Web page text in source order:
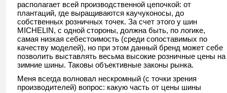
располагает всей производственной цепочкой: от
плантаций, где выращиваются каучуконосы, до
собственных розничных точек. За счет этого у шин
MICHELIN, с одной стороны, должна быть, по логике,
самая низкая себестоимость (среди сопоставимых по
качеству моделей), но при этом данный бренд может себе
позволить выставлять весьма высокие розничные цены на
зимние шины. Таковы объективные законы рынка.
Меня всегда волновал нескромный (с точки зрения
производителей) вопрос: какую часть от цены шины